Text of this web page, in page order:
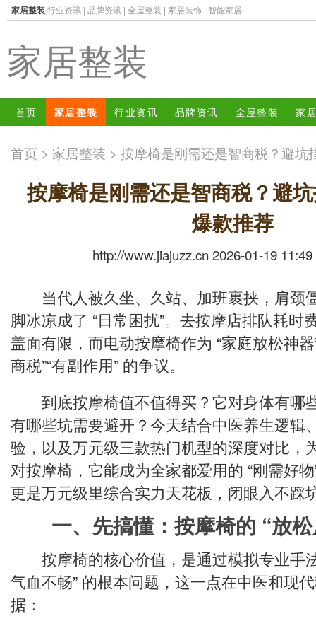
家居整装行业资讯 | 品牌资讯 | 全屋整装 | 家居装饰 | 智能家居
家居整装
首页 家居整装 行业资讯 品牌资讯 全屋整装 家
首页 > 家居整装 > 按摩椅是刚需还是智商税？避坑
按摩椅是刚需还是智商税？避
爆款推荐
http://www.jiajuzz.cn 2026-01-19 11:49
当代人被久坐、久站、加班裹挟，肩颈
脚冰凉成了 “日常困扰”。去按摩店排队耗时
盖面有限，而电动按摩椅作为 “家庭放松神
商税”“有副作用” 的争议。
到底按摩椅值不值得买？它对身体有哪
有哪些坑需要避开？今天结合中医养生逻辑
验，以及万元级三款热门机型的深度对比
对按摩椅，它能成为全家都爱用的 “刚需好
更是万元级里综合实力天花板，闭眼入不踩
一、先搞懂：按摩椅的 “放
按摩椅的核心价值，是通过模拟专业手
气血不畅” 的根本问题，这一点在中医和现
据：